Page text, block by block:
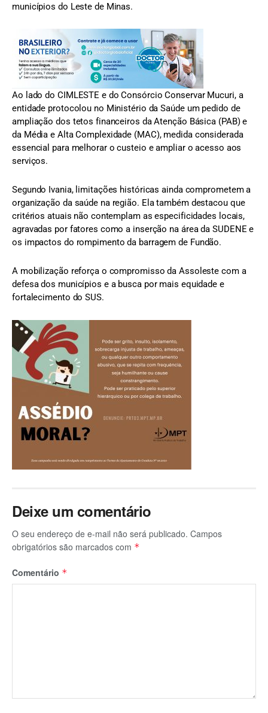
municípios do Leste de Minas.
Ao lado do CIMLESTE e do Consórcio Conservar Mucuri, a
entidade protocolou no Ministério da Saúde um pedido de
ampliação dos tetos financeiros da Atenção Básica (PAB) e
da Média e Alta Complexidade (MAC), medida considerada
essencial para melhorar o custeio e ampliar o acesso aos
serviços.
Segundo Ivania, limitações históricas ainda comprometem a
organização da saúde na região. Ela também destacou que
critérios atuais não contemplam as especificidades locais,
agravadas por fatores como a inserção na área da SUDENE e
os impactos do rompimento da barragem de Fundão.
A mobilização reforça o compromisso da Assoleste com a
defesa dos municípios e a busca por mais equidade e
fortalecimento do SUS.
Deixe um comentário
O seu endereço de e-mail não será publicado. Campos
obrigatórios são marcados com *
Comentário *